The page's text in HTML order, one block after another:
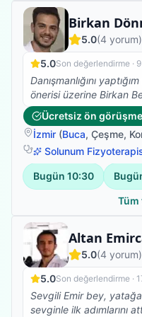
Birkan
Fizyoterapist
5.0(4 yorum)
5.0Son değerlendirme ·
Danışmanlığını
önerisi üzerine Birkan
iğne tedavisi aldım ve
işinde tecrübeli ve gönül
edebilirim.
Ücretsiz ön görüşme
İzmir (Buca, Çeşme,
Solunum
Bugün 10:30
Altan
Fizyoterapist
5.0(4 yorum)
5.0Son değerlendirme ·
Sevgili Emir bey, yatağa
sevginle ilk adımlarını